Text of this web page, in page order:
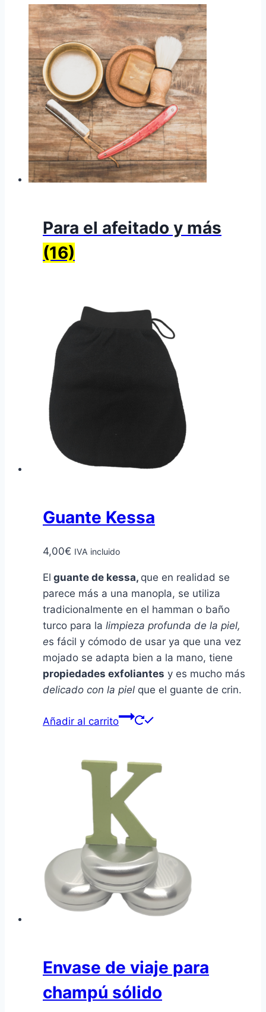
Para el afeitado y más
(16)
Guante Kessa
4,00€ IVA incluido
El guante de kessa, que en realidad se
parece más a una manopla, se utiliza
tradicionalmente en el hamman o baño
turco para la limpieza profunda de la piel,
es fácil y cómodo de usar ya que una vez
mojado se adapta bien a la mano, tiene
propiedades exfoliantes y es mucho más
delicado con la piel que el guante de crin.
Añadir al carrito
Envase de viaje para
champú sólido